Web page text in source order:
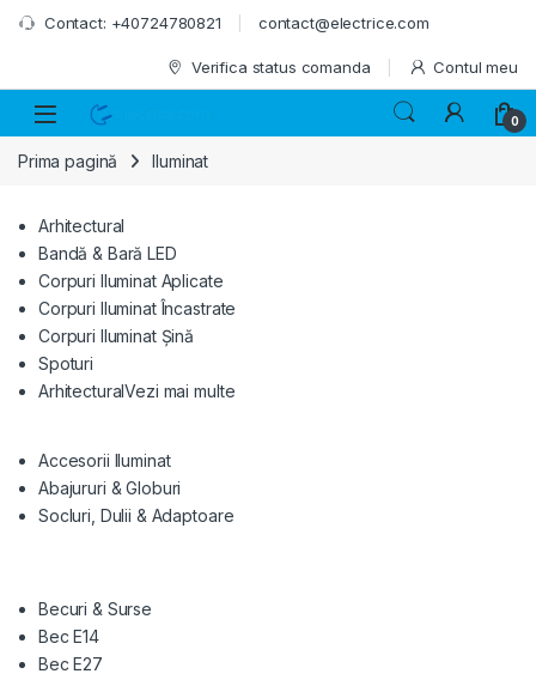
Skip to navigation
Skip to content
Contact: +40724780821 contact@electrice.com
Verifica status comanda Contul meu
0
Prima pagină Iluminat
Arhitectural
Bandă & Bară LED
Corpuri Iluminat Aplicate
Corpuri Iluminat Încastrate
Corpuri Iluminat Șină
Spoturi
ArhitecturalVezi mai multe
Accesorii Iluminat
Abajururi & Globuri
Socluri, Dulii & Adaptoare
Becuri & Surse
Bec E14
Bec E27